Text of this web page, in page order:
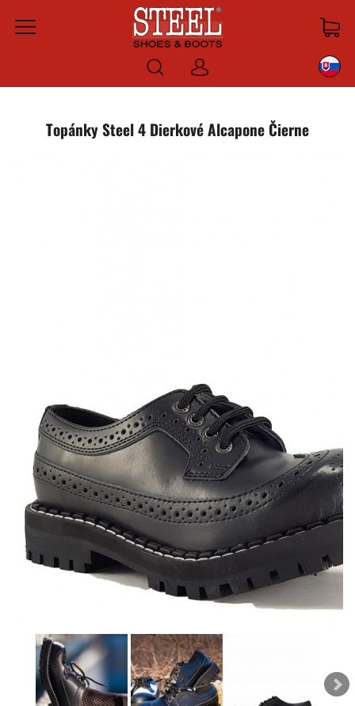
Menu
Prihlásiť
sa
Topánky Steel 4 Dierkové Alcapone Čierne